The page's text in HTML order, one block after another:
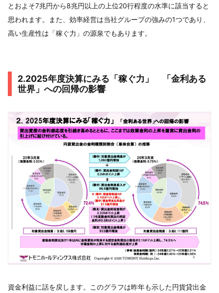
とおよそ7兆円から8兆円以上の上位20行程度の水準に該当すると
思われます。また、効率経営は当社グループの強みの1つであり、
高い生産性は「稼ぐ力」の源泉でもあります。
2.2025年度決算にみる「稼ぐ力」 「金利ある
世界」への回帰の影響
資金利益に話を戻します。このグラフは昨年も示した円貨貸出金